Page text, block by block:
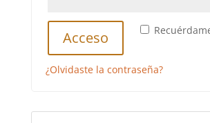
Acceso
¿Olvidaste la contraseña?